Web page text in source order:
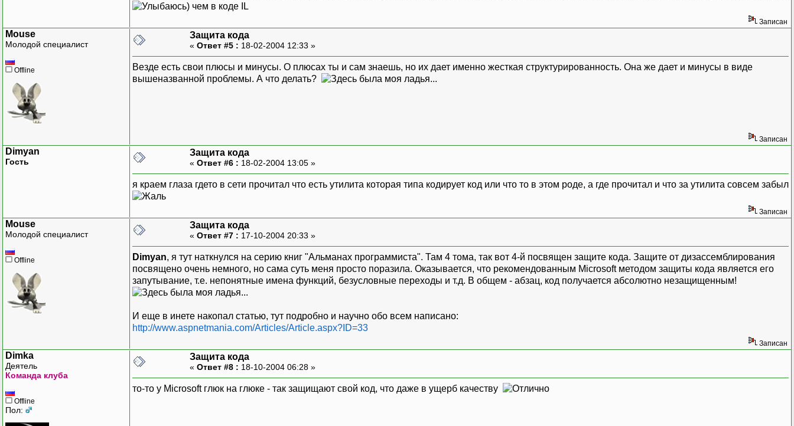
) чем в коде IL
Записан
Mouse
Молодой специалист
Offline
Защита кода
« Ответ #5 : 18-02-2004 12:33 »
Везде есть свои плюсы и минусы. О плюсах ты и сам знаешь, но их дает именно жесткая структурированность. Она же дает и минусы в виде
вышеназванной проблемы. А что делать?
Записан
Dimyan
Гость
Защита кода
« Ответ #6 : 18-02-2004 13:05 »
я краем глаза гдето в сети прочитал что есть утилита которая типа кодирует код или что то в этом роде, а где прочитал и что за утилита совсем забыл
Записан
Mouse
Молодой специалист
Offline
Защита кода
« Ответ #7 : 17-10-2004 20:33 »
Dimyan, я тут наткнулся на серию книг "Альманах программиста". Там 4 тома, так вот 4-й посвящен защите кода. Защите от дизассемблирования
посвящено очень немного, но сама суть меня просто поразила. Оказывается, что рекомендованным Microsoft методом защиты кода является его
запутывание, т.е. непонятные имена функций, безусловные переходы и т.д. В общем - абзац, код получается абсолютно незащищенным!
И еще в инете накопал статью, тут подробно и научно обо всем написано:
http://www.aspnetmania.com/Articles/Article.aspx?ID=33
Записан
Dimka
Деятель
Команда клуба
Offline
Пол:
Защита кода
« Ответ #8 : 18-10-2004 06:28 »
то-то у Microsoft глюк на глюке - так защищают свой код, что даже в ущерб качеству